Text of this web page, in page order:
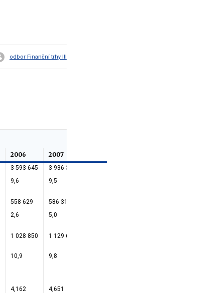
odbor Finanční trhy III
2006 2007
3 593 645 3 936 357
9,6 9,5
558 629 586 310
2,6 5,0
1 028 850 1 129 618
10,9 9,8
4,162 4,651